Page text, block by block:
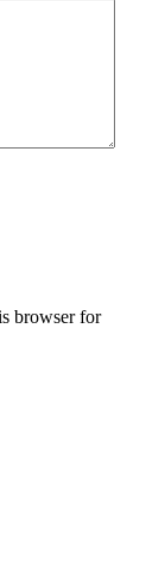
browser for